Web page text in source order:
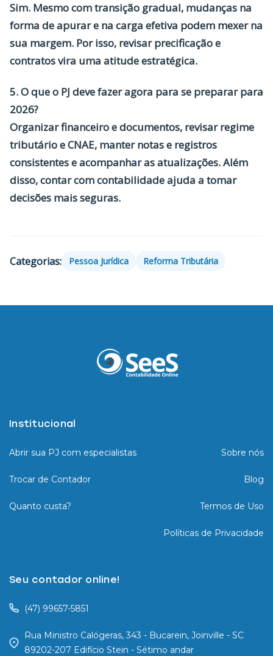
Sim. Mesmo com transição gradual, mudanças na
forma de apurar e na carga efetiva podem mexer na
sua margem. Por isso, revisar precificação e
contratos vira uma atitude estratégica.
5. O que o PJ deve fazer agora para se preparar para
2026?
Organizar financeiro e documentos, revisar regime
tributário e CNAE, manter notas e registros
consistentes e acompanhar as atualizações. Além
disso, contar com contabilidade ajuda a tomar
decisões mais seguras.
Categorias: Pessoa Jurídica Reforma Tributária
Institucional
Abrir sua PJ com especialistas
Trocar de Contador
Quanto custa?
Sobre nós
Blog
Termos de Uso
Políticas de Privacidade
Seu contador online!
(47) 99657-5851
Rua Ministro Calógeras, 343 - Bucarein, Joinville - SC
89202-207 Edifício Stein - Sétimo andar